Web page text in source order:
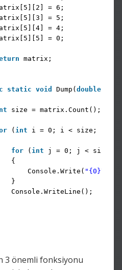
= 6;
= 5;
= 4;
= 0;
matrix;
static void Dump(double
size = matrix.Count();
( int
i = 0; i < size; i++)
for
( int
j = 0; j < size;
{
Console.Write( "{0}\t"
}
Console.WriteLine();
3 önemli fonksiyonu